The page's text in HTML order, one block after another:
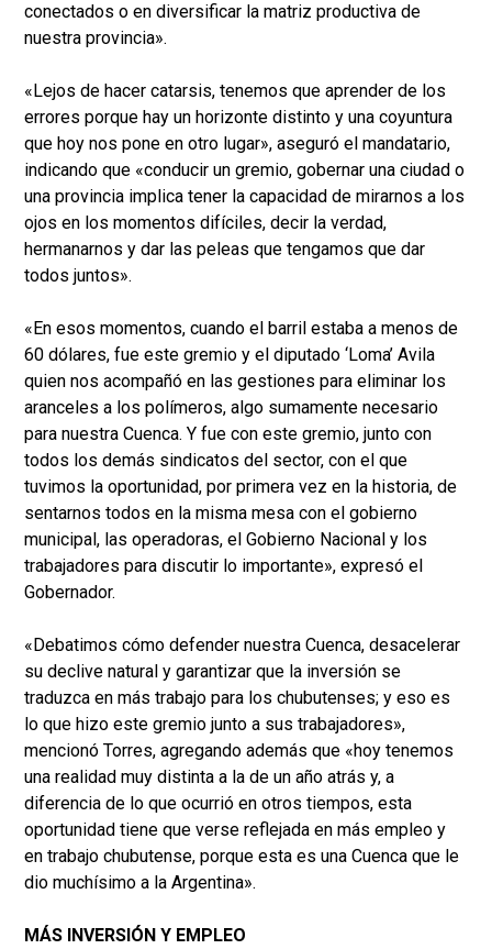
conectados o en diversificar la matriz productiva de
nuestra provincia».
«Lejos de hacer catarsis, tenemos que aprender de los
errores porque hay un horizonte distinto y una coyuntura
que hoy nos pone en otro lugar», aseguró el mandatario,
indicando que «conducir un gremio, gobernar una ciudad o
una provincia implica tener la capacidad de mirarnos a los
ojos en los momentos difíciles, decir la verdad,
hermanarnos y dar las peleas que tengamos que dar
todos juntos».
«En esos momentos, cuando el barril estaba a menos de
60 dólares, fue este gremio y el diputado ‘Loma’ Avila
quien nos acompañó en las gestiones para eliminar los
aranceles a los polímeros, algo sumamente necesario
para nuestra Cuenca. Y fue con este gremio, junto con
todos los demás sindicatos del sector, con el que
tuvimos la oportunidad, por primera vez en la historia, de
sentarnos todos en la misma mesa con el gobierno
municipal, las operadoras, el Gobierno Nacional y los
trabajadores para discutir lo importante», expresó el
Gobernador.
«Debatimos cómo defender nuestra Cuenca, desacelerar
su declive natural y garantizar que la inversión se
traduzca en más trabajo para los chubutenses; y eso es
lo que hizo este gremio junto a sus trabajadores»,
mencionó Torres, agregando además que «hoy tenemos
una realidad muy distinta a la de un año atrás y, a
diferencia de lo que ocurrió en otros tiempos, esta
oportunidad tiene que verse reflejada en más empleo y
en trabajo chubutense, porque esta es una Cuenca que le
dio muchísimo a la Argentina».
MÁS INVERSIÓN Y EMPLEO